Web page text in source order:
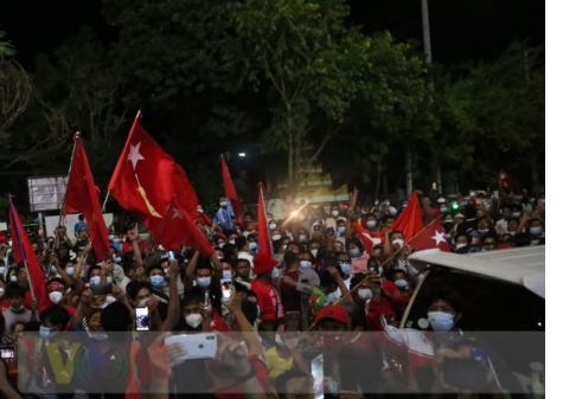
ဘာလျှော့မလဲ